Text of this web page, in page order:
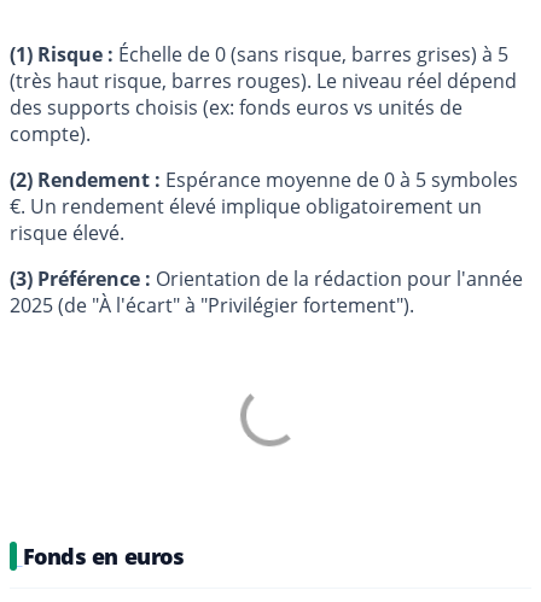
(1) Risque : Échelle de 0 (sans risque, barres grises) à 5
(très haut risque, barres rouges). Le niveau réel dépend
des supports choisis (ex: fonds euros vs unités de
compte).
(2) Rendement : Espérance moyenne de 0 à 5 symboles
€. Un rendement élevé implique obligatoirement un
risque élevé.
(3) Préférence : Orientation de la rédaction pour l'année
2025 (de "À l'écart" à "Privilégier fortement").
Fonds en euros